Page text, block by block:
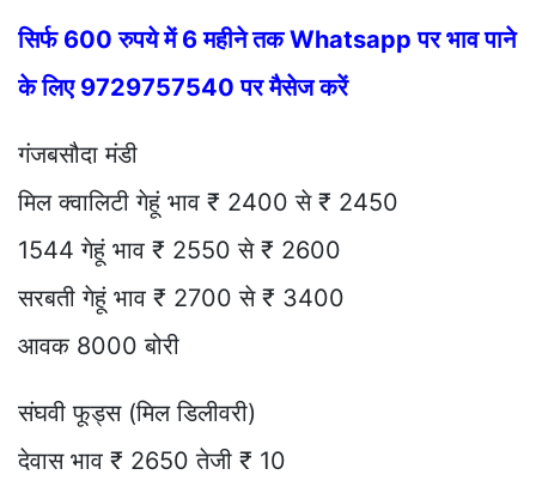
सिर्फ 600 रुपये में 6 महीने तक Whatsapp पर भाव पाने
के लिए 9729757540 पर मैसेज करें
गंजबसौदा मंडी
मिल क्वालिटी गेहूं भाव ₹ 2400 से ₹ 2450
1544 गेहूं भाव ₹ 2550 से ₹ 2600
सरबती गेहूं भाव ₹ 2700 से ₹ 3400
आवक 8000 बोरी
संघवी फूड्स (मिल डिलीवरी)
देवास भाव ₹ 2650 तेजी ₹ 10